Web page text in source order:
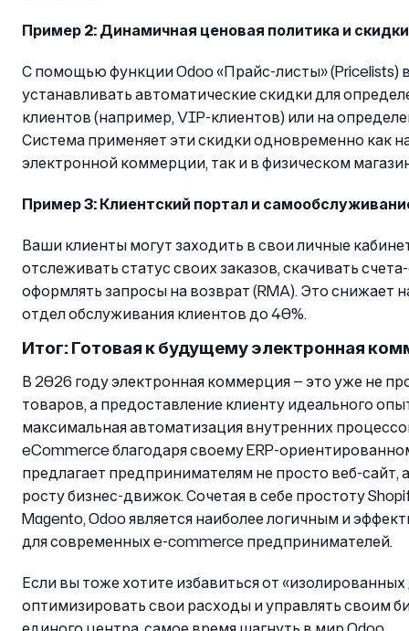
Пример 2: Динамичная ценовая политика и скидки
С помощью функции Odoo «Прайс-листы» (Pricelists)
устанавливать автоматические скидки для
клиентов (например, VIP-клиентов) или на
Система применяет эти скидки одновременно как
электронной коммерции, так и в физическом
Пример 3: Клиентский портал и
Ваши клиенты могут заходить в свои личные
отслеживать статус своих заказов, скачивать
оформлять запросы на возврат (RMA). Это снижает
отдел обслуживания клиентов до 40%.
Итог: Готовая к будущему электронная
В 2026 году электронная коммерция — это уже не
товаров, а предоставление клиенту идеального
максимальная автоматизация внутренних
eCommerce благодаря своему ERP-
предлагает предпринимателям не просто веб-сайт,
росту бизнес-движок. Сочетая в себе простоту
Magento, Odoo является наиболее логичным и
для современных e-commerce предпринимателей.
Если вы тоже хотите избавиться от
оптимизировать свои расходы и управлять своим